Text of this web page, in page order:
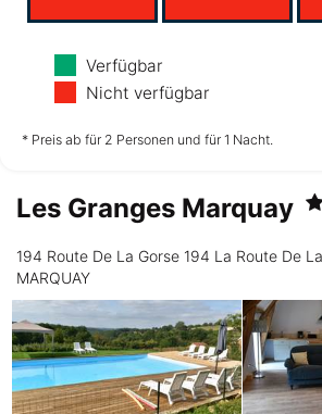
Dienstag
11.08.
nicht verfügbar nicht verfügbar
Freitag
Verfügbar
Nicht verfügbar
* Preis ab für 2 Personen und für 1 Nacht.
Les Granges Marquay
194 Route De La Gorse 194 La Route De
MARQUAY